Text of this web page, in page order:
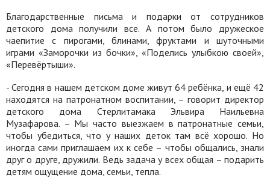
Благодарственные письма и подарки от сотрудников
детского дома получили все. А потом было дружеское
чаепитие с пирогами, блинами, фруктами и шуточными
играми «Заморочки из бочки», «Поделись улыбкою своей»,
«Перевёртыши».
- Сегодня в нашем детском доме живут 64 ребёнка, и ещё 42
находятся на патронатном воспитании, – говорит директор
детского дома Стерлитамака Эльвира Наильевна
Музафарова. – Мы часто выезжаем в патронатные семьи,
чтобы убедиться, что у наших деток там всё хорошо. Но
иногда сами приглашаем их к себе – чтобы общались, знали
друг о друге, дружили. Ведь задача у всех общая – подарить
детям ощущение дома, семьи, тепла.